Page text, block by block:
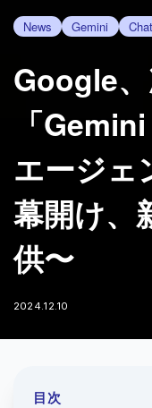
News Gemini
Google
「
エージェ
幕開け、
供〜
2024.12.10
目次